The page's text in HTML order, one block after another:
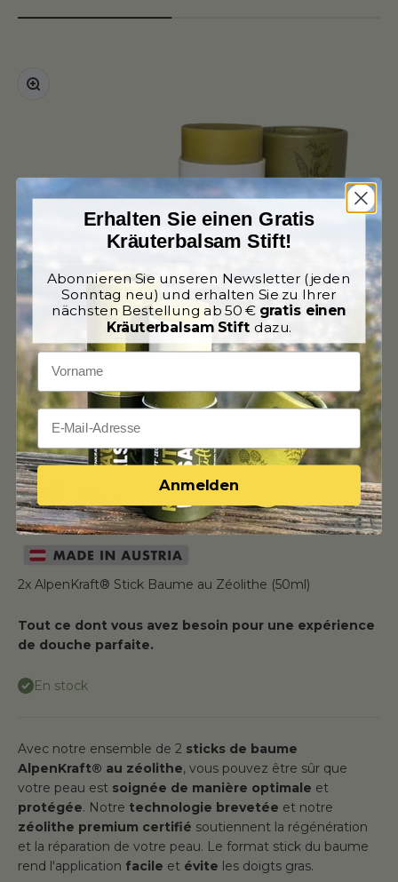
Zoomer sur l'image
2x AlpenKraft® Stick Baume au Zéolithe (50ml)
Tout ce dont vous avez besoin pour une expérience
de douche parfaite.
En stock
Avec notre ensemble de 2 sticks de baume
AlpenKraft® au zéolithe, vous pouvez être sûr que
votre peau est soignée de manière optimale et
protégée. Notre technologie brevetée et notre
zéolithe premium certifié soutiennent la régénération
et la réparation de votre peau. Le format stick du baume
rend l'application facile et évite les doigts gras.
Erhalten Sie einen Gratis
Kräuterbalsam Stift!
Abonnieren Sie unseren Newsletter (jeden
Sonntag neu) und erhalten Sie zu Ihrer
nächsten Bestellung ab 50 € gratis einen
Kräuterbalsam Stiftdazu.
Anmelden